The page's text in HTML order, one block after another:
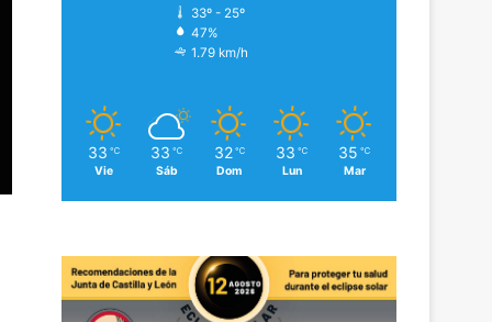
33º - 25º
47%
1.79 km/h
33 ℃
Vie
33 ℃
Sáb
32 ℃
Dom
33 ℃
Lun
35 ℃
Mar